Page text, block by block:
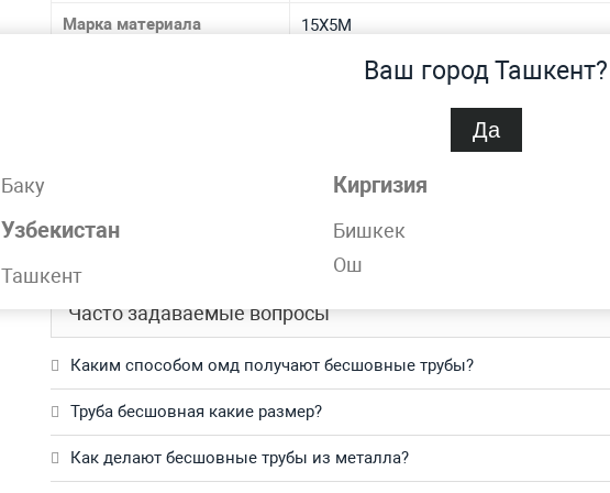
Ваш город Ташкент?
Да
Баку
Узбекистан
Ташкент
Киргизия
Бишкек
Ош
Марка материала 15Х5М
Обращайтесь и получите выгодные цены за кг и самую быструю
Часто задаваемые вопросы
Каким способом омд получают бесшовные трубы?
Труба бесшовная какие размер?
Как делают бесшовные трубы из металла?